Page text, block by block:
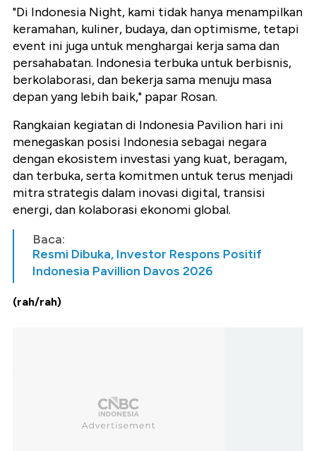
"Di Indonesia Night, kami tidak hanya menampilkan
keramahan, kuliner, budaya, dan optimisme, tetapi
event ini juga untuk menghargai kerja sama dan
persahabatan. Indonesia terbuka untuk berbisnis,
berkolaborasi, dan bekerja sama menuju masa
depan yang lebih baik," papar Rosan.
Rangkaian kegiatan di Indonesia Pavilion hari ini
menegaskan posisi Indonesia sebagai negara
dengan ekosistem investasi yang kuat, beragam,
dan terbuka, serta komitmen untuk terus menjadi
mitra strategis dalam inovasi digital, transisi
energi, dan kolaborasi ekonomi global.
Baca:
Resmi Dibuka, Investor Respons Positif
Indonesia Pavillion Davos 2026
(rah/rah)